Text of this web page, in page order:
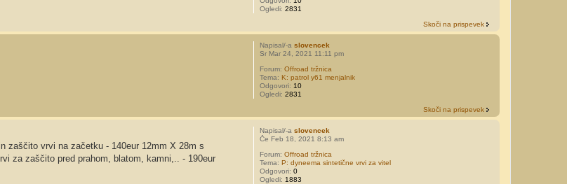
Ogledi:2831
Skoči na prispevek
Napisal/-aslovencek
Sr Mar 24, 2021 11:11 pm
Forum:Offroad tržnica
Tema:K: patrol y61 menjalnik
Odgovori: 10
Ogledi:2831
Skoči na prispevek
Napisal/-aslovencek
Če Feb 18, 2021 8:13 am
Forum:Offroad tržnica
Tema:P: dyneema sintetične vrvi za vitel
Odgovori:0
Ogledi: 1883
zaščito vrvi na začetku - 140eur 12mm X 28m s
za zaščito pred prahom, blatom, kamni,.. - 190eur